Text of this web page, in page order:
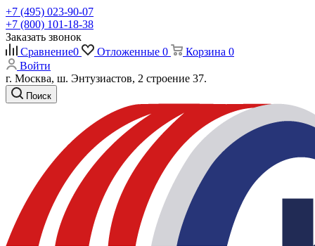
+7 (495) 023-90-07
+7 (800) 101-18-38
Заказать звонок
Сравнение0 Отложенные 0 Корзина 0
Войти
г. Москва, ш. Энтузиастов, 2 строение 37.
Поиск